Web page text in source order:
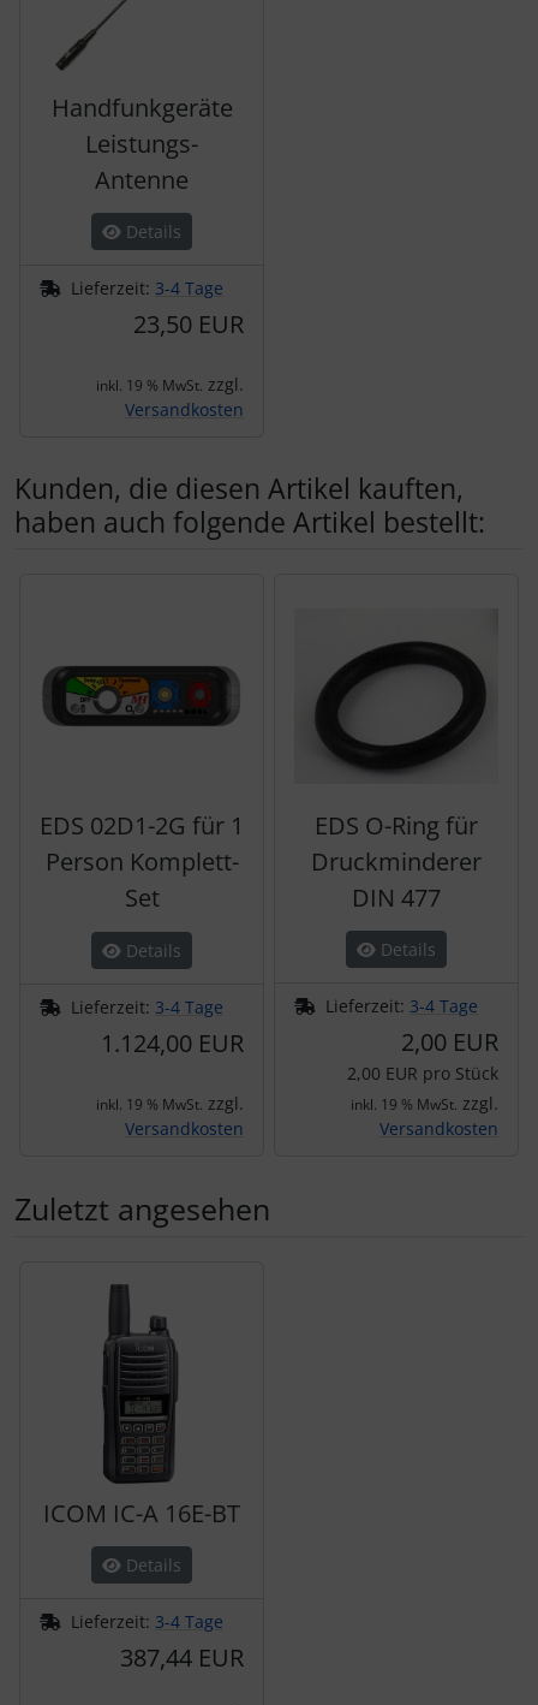
Handfunkgeräte
Leistungs-
Antenne
Details
Lieferzeit: 3-4 Tage
23,50 EUR
inkl. 19 % MwSt. zzgl.
Versandkosten
Kunden, die diesen Artikel kauften,
haben auch folgende Artikel bestellt:
EDS 02D1-2G für 1
Person Komplett-
Set
Details
Lieferzeit: 3-4 Tage
1.124,00 EUR
inkl. 19 % MwSt. zzgl.
Versandkosten
EDS O-Ring für
Druckminderer
DIN 477
Details
Lieferzeit: 3-4 Tage
2,00 EUR
2,00 EUR pro Stück
inkl. 19 % MwSt. zzgl.
Versandkosten
Zuletzt angesehen
ICOM IC-A 16E-BT
Details
Lieferzeit: 3-4 Tage
387,44 EUR